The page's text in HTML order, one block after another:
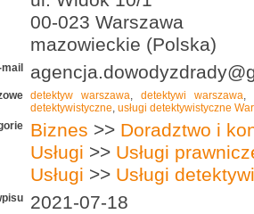
00-023 Warszawa
mazowieckie (Polska)
detektyw warszawa,detektywi warszawa,
detektywistyczne, usługi detektywistyczne
Biznes >> Doradztwo i
Usługi >> Usługi
Usługi >> Usługi
2021-07-18